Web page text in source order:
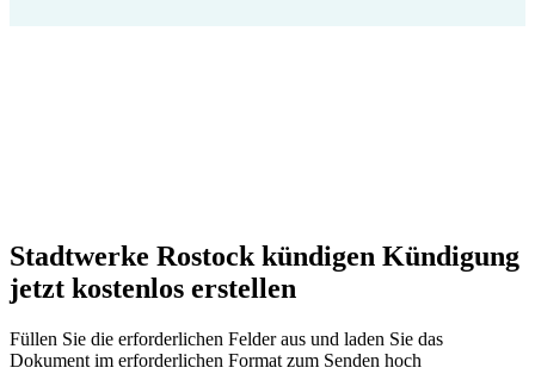
Stadtwerke Rostock kündigen Kündigung
jetzt kostenlos erstellen
Füllen Sie die erforderlichen Felder aus und laden Sie das
Dokument im erforderlichen Format zum Senden hoch